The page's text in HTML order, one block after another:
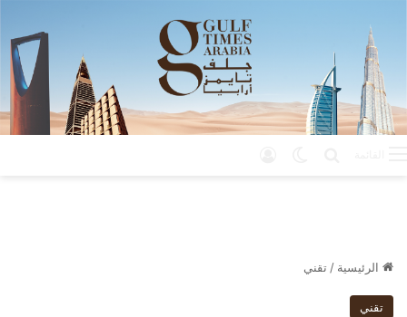
الرئيسية /تقني
تقني